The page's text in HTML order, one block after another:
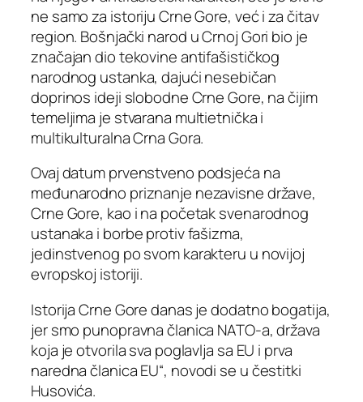
ne samo za istoriju Crne Gore, već i za čitav
region. Bošnjački narod u Crnoj Gori bio je
značajan dio tekovine antifašističkog
narodnog ustanka, dajući nesebičan
doprinos ideji slobodne Crne Gore, na čijim
temeljima je stvarana multietnička i
multikulturalna Crna Gora.
Ovaj datum prvenstveno podsjeća na
međunarodno priznanje nezavisne države,
Crne Gore, kao i na početak svenarodnog
ustanaka i borbe protiv fašizma,
jedinstvenog po svom karakteru u novijoj
evropskoj istoriji.
Istorija Crne Gore danas je dodatno bogatija,
jer smo punopravna članica NATO-a, država
koja je otvorila sva poglavlja sa EU i prva
naredna članica EU“, novodi se u čestitki
Husovića.